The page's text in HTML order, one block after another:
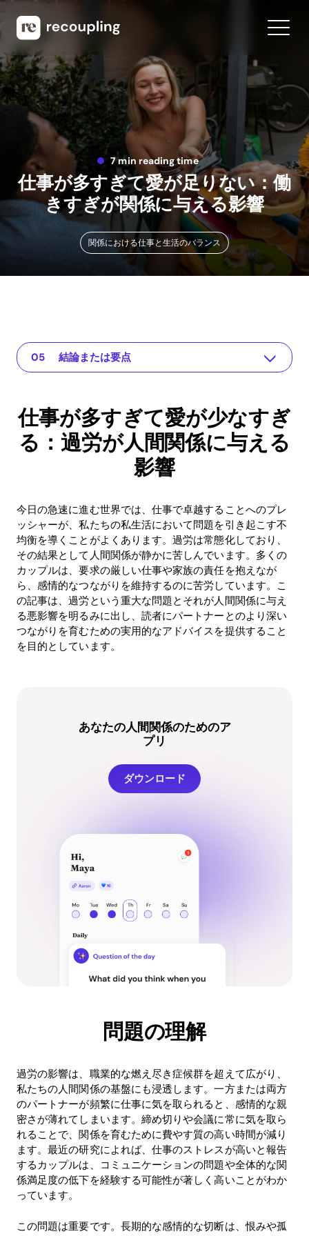
7 min reading time
仕事が多すぎて愛が足りない：働
きすぎが関係に与える影響
関係における仕事と生活のバランス
仕事が多すぎて愛が少なすぎる：過労が人間関係に与える影響
あなたの人間関係のためのアプリ
問題の理解
実践的な解決策や洞察
結論または要点
仕事が多すぎて愛が少なすぎ
る：過労が人間関係に与える
影響
今日の急速に進む世界では、仕事で卓越することへのプレ
ッシャーが、私たちの私生活において問題を引き起こす不
均衡を導くことがよくあります。過労は常態化しており、
その結果として人間関係が静かに苦しんでいます。多くの
カップルは、要求の厳しい仕事や家族の責任を抱えなが
ら、感情的なつながりを維持するのに苦労しています。こ
の記事は、過労という重大な問題とそれが人間関係に与え
る悪影響を明るみに出し、読者にパートナーとのより深い
つながりを育むための実用的なアドバイスを提供すること
を目的としています。
あなたの人間関係のためのア
プリ
ダウンロード
問題の理解
過労の影響は、職業的な燃え尽き症候群を超えて広がり、
私たちの人間関係の基盤にも浸透します。一方または両方
のパートナーが頻繁に仕事に気を取られると、感情的な親
密さが薄れてしまいます。締め切りや会議に常に気を取ら
れることで、関係を育むために費やす質の高い時間が減り
ます。最近の研究によれば、仕事のストレスが高いと報告
するカップルは、コミュニケーションの問題や全体的な関
係満足度の低下を経験する可能性が著しく高いことがわか
っています。
この問題は重要です。長期的な感情的な切断は、恨みや孤